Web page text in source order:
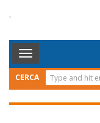
.
Toggle
Navigation
CERCA